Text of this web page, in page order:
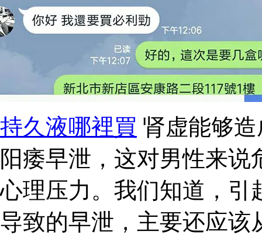
持久液哪裡買 肾虚能够
阳痿早泄，这对男性来
心理压力。我们知道，引
导致的早泄，主要还应该